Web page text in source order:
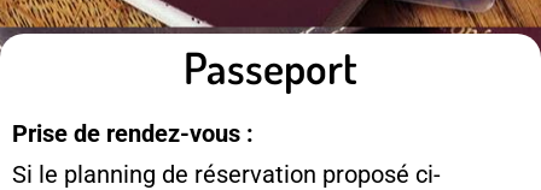
Passeport
Prise de rendez-vous :
Si le planning de réservation proposé ci-